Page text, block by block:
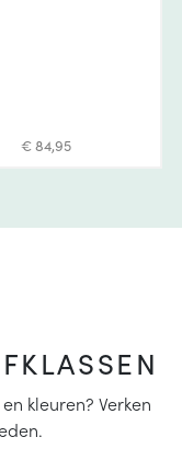
€ 84,95
kleuren? Verken